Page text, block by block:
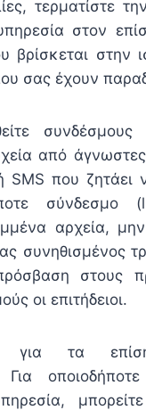
τερματίστε
στον
βρίσκεται στην
σας έχουν
συνδέσμους
από
SMS που ζητάει
αρχεία,
συνηθισμένος
στους
οι επιτήδειοι.
για τα
Για